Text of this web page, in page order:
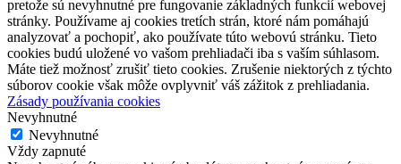
pretože sú nevyhnutné pre fungovanie základných funkcií webovej
stránky. Používame aj cookies tretích strán, ktoré nám pomáhajú
analyzovať a pochopiť, ako používate túto webovú stránku. Tieto
cookies budú uložené vo vašom prehliadači iba s vaším súhlasom.
Máte tiež možnosť zrušiť tieto cookies. Zrušenie niektorých z týchto
súborov cookie však môže ovplyvniť váš zážitok z prehliadania.
Zásady používania cookies
Nevyhnutné
Nevyhnutné
Vždy zapnuté